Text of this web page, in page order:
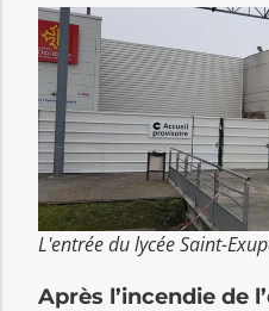
L'entrée du lycée Saint-
Après l’incendie de